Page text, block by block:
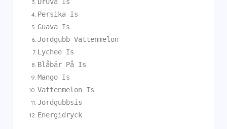
Persika Is
Guava Is
Jordgubb Vattenmelon
Lychee Is
Blåbär På Is
Mango Is
Vattenmelon Is
Jordgubbsis
Energidryck